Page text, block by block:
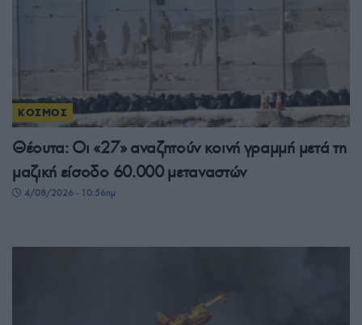
ΚΟΣΜΟΣ
Θέουτα: Οι «27» αναζητούν κοινή γραμμή μετά τη
μαζική είσοδο 60.000 μεταναστών
4/08/2026 - 10:56πμ